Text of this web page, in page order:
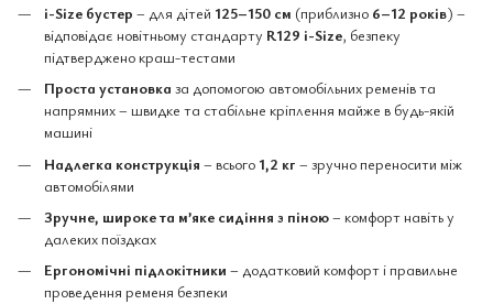
i-Size бустер – для дітей 125–150 см (приблизно 6–12 років) –
відповідає новітньому стандарту R129 i-Size, безпеку
підтверджено краш-тестами
Проста установка за допомогою автомобільних ременів та
напрямних – швидке та стабільне кріплення майже в будь-якій
машині
Надлегка конструкція – всього 1,2 кг – зручно переносити між
автомобілями
Зручне, широке та м’яке сидіння з піною– комфорт навіть у
далеких поїздках
Ергономічні підлокітники – додатковий комфорт і правильне
проведення ременя безпеки